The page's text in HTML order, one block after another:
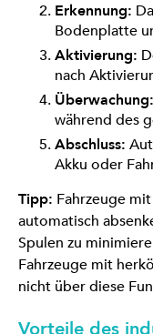
Erkennung:
Bodenplatte
Aktivierung:
nach
Überwachung:
während des
Abschluss:
Akku oder
Tipp: Fahrzeuge
automatisch
Spulen zu
Fahrzeuge mit
nicht über diese
Vorteile des